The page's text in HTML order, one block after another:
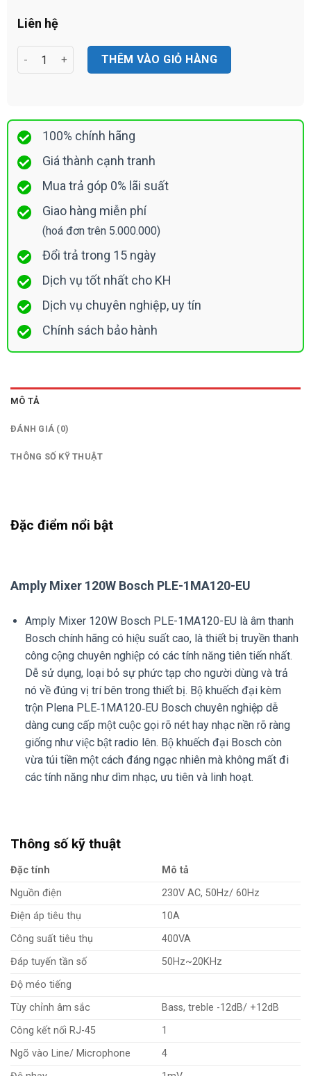
Liên hệ
Amply Mixer 120W Bosch PLE-1MA120-EU số lượng
THÊM VÀO GIỎ HÀNG
100% chính hãng
Giá thành cạnh tranh
Mua trả góp 0% lãi suất
Giao hàng miễn phí
(hoá đơn trên 5.000.000)
Đổi trả trong 15 ngày
Dịch vụ tốt nhất cho KH
Dịch vụ chuyên nghiệp, uy tín
Chính sách bảo hành
MÔ TẢ
ĐÁNH GIÁ (0)
THÔNG SỐ KỸ THUẬT
Đặc điểm nổi bật
Amply Mixer 120W Bosch PLE-1MA120-EU
Amply Mixer 120W Bosch PLE-1MA120-EU là âm thanh
Bosch chính hãng có hiệu suất cao, là thiết bị truyền thanh
công cộng chuyên nghiệp có các tính năng tiên tiến nhất.
Dễ sử dụng, loại bỏ sự phức tạp cho người dùng và trả
nó về đúng vị trí bên trong thiết bị. Bộ khuếch đại kèm
trộn Plena PLE‑1MA120‑EU Bosch chuyên nghiệp dễ
dàng cung cấp một cuộc gọi rõ nét hay nhạc nền rõ ràng
giống như việc bật radio lên. Bộ khuếch đại Bosch còn
vừa túi tiền một cách đáng ngạc nhiên mà không mất đi
các tính năng như dìm nhạc, ưu tiên và linh hoạt.
Thông số kỹ thuật
Đặc tính
Mô tả
Nguồn điện
230V AC, 50Hz/ 60Hz
Điện áp tiêu thụ
10A
Công suất tiêu thụ
400VA
Đáp tuyến tần số
50Hz~20KHz
Độ méo tiếng
Tùy chỉnh âm sắc
Bass, treble -12dB/ +12dB
Công kết nối RJ-45
1
Ngõ vào Line/ Microphone
4